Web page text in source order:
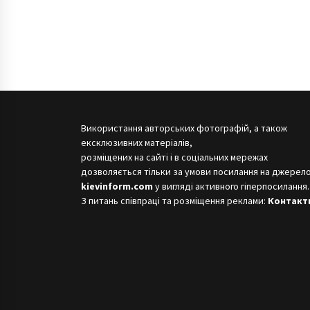
Використання авторських фотографій, а також
ексклюзивних матеріалів,
розміщених на сайті і в соціальних мережах
дозволяється тільки за умови посилання на
kievinform.com у вигляді активного гіперпосилання.
З питань співпраці та розміщення реклами: